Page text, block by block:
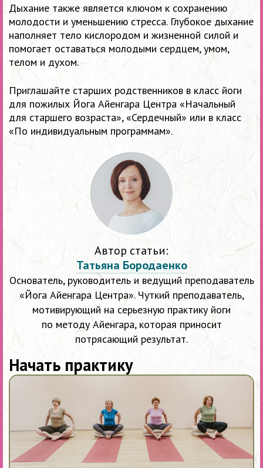
Дыхание также является ключом к сохранению
молодости и уменьшению стресса. Глубокое дыхание
наполняет тело кислородом и жизненной силой и
помогает оставаться молодыми сердцем, умом,
телом и духом.
Приглашайте старших родственников в класс йоги
для пожилых Йога Айенгара Центра «Начальный
для старшего возраста», «Сердечный» или в класс
«По индивидуальным программам».
Автор статьи:
Татьяна Бородаенко
Основатель, руководитель и ведущий преподаватель
«Йога Айенгара Центра». Чуткий преподаватель,
мотивирующий на серьезную практику йоги
по методу Айенгара, которая приносит
потрясающий результат.
Начать практику